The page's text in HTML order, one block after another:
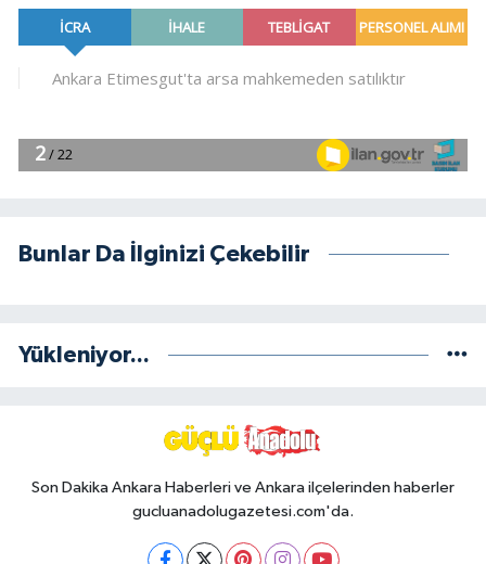
Bunlar Da İlginizi Çekebilir
Yükleniyor...
Son Dakika Ankara Haberleri ve Ankara ilçelerinden haberler
gucluanadolugazetesi.com'da.